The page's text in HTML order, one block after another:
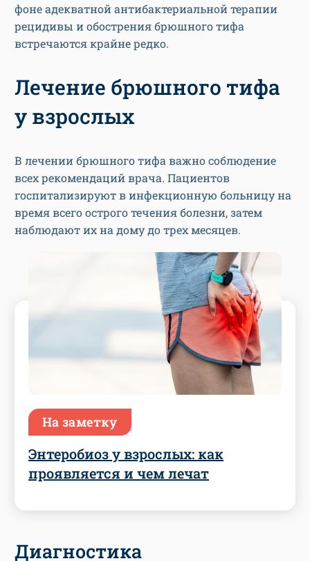
фоне адекватной антибактериальной терапии
рецидивы и обострения брюшного тифа
встречаются крайне редко.
Лечение брюшного тифа
у взрослых
В лечении брюшного тифа важно соблюдение
всех рекомендаций врача. Пациентов
госпитализируют в инфекционную больницу на
время всего острого течения болезни, затем
наблюдают их на дому до трех месяцев.
На заметку
Энтеробиоз у взрослых: как
проявляется и чем лечат
Диагностика